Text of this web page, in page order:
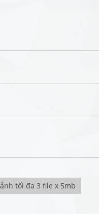
tối đa 3 file x 5mb